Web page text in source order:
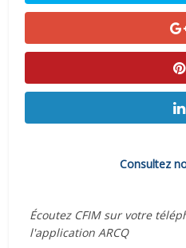
Consultez
Écoutez CFIM sur votre
l'application ARCQ